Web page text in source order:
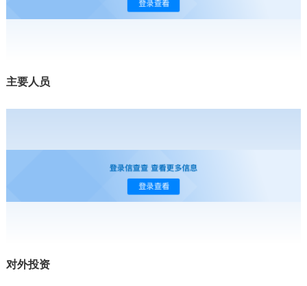
主要人员
对外投资